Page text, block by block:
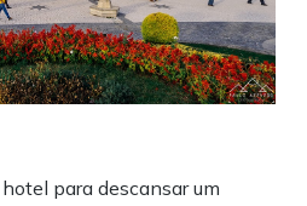
para descansar um